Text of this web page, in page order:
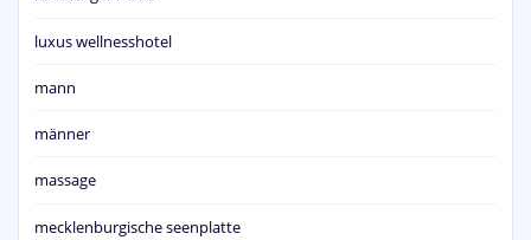
luxus wellnesshotel
mann
männer
massage
mecklenburgische seenplatte